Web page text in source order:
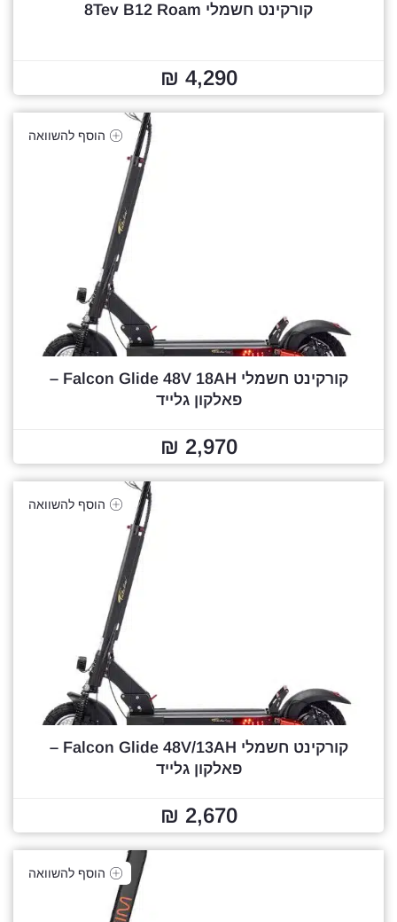
קורקינט חשמלי 8Tev B12 Roam
4,290 ₪
הוסף להשוואה
קורקינט חשמלי Falcon Glide 48V 18AH –
פאלקון גלייד
2,970 ₪
הוסף להשוואה
קורקינט חשמלי Falcon Glide 48V/13AH –
פאלקון גלייד
2,670 ₪
הוסף להשוואה